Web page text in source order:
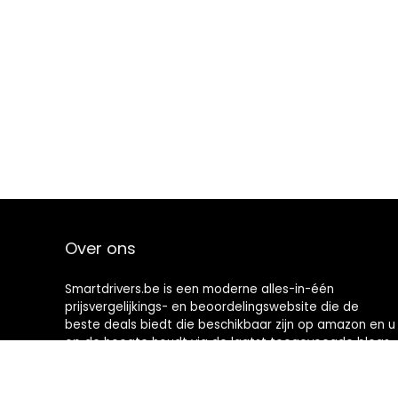
Over ons
Smartdrivers.be is een moderne alles-in-één
prijsvergelijkings- en beoordelingswebsite die de
beste deals biedt die beschikbaar zijn op amazon en u
op de hoogte houdt via de laatst toegevoegde blogs.